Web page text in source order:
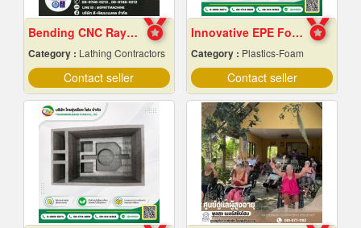
Bending CNC Rayong
Category : Lathing Contractors
Contact seller
Innovative EPE Foam packaging
Category : Plastics-Foam
Contact seller